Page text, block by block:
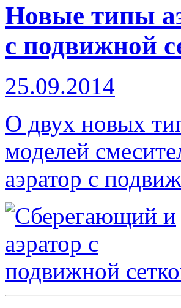
Новые типы
с подвижной
25.09.2014
О двух новых
моделей
аэратор с